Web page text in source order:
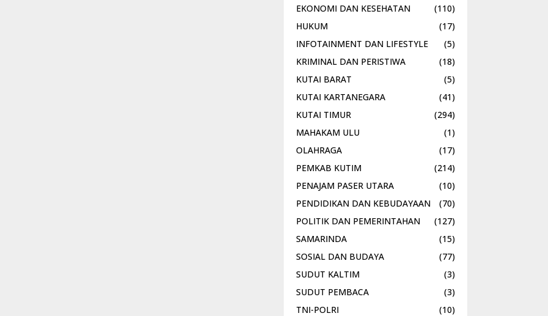
EKONOMI DAN KESEHATAN
(110)
HUKUM
(17)
INFOTAINMENT DAN LIFESTYLE
(5)
KRIMINAL DAN PERISTIWA
(18)
KUTAI BARAT
(5)
KUTAI KARTANEGARA
(41)
KUTAI TIMUR
(294)
MAHAKAM ULU
(1)
OLAHRAGA
(17)
PEMKAB KUTIM
(214)
PENAJAM PASER UTARA
(10)
PENDIDIKAN DAN KEBUDAYAAN
(70)
POLITIK DAN PEMERINTAHAN
(127)
SAMARINDA
(15)
SOSIAL DAN BUDAYA
(77)
SUDUT KALTIM
(3)
SUDUT PEMBACA
(3)
TNI-POLRI
(10)